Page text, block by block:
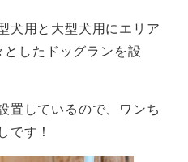
犬用と大型犬用にエリア
したドッグランを設
置しているので、ワンち
です！